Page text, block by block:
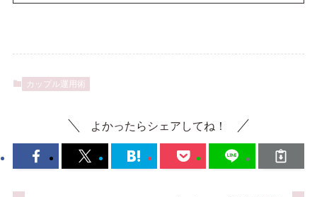
カップル運用術
よかったらシェアしてね！